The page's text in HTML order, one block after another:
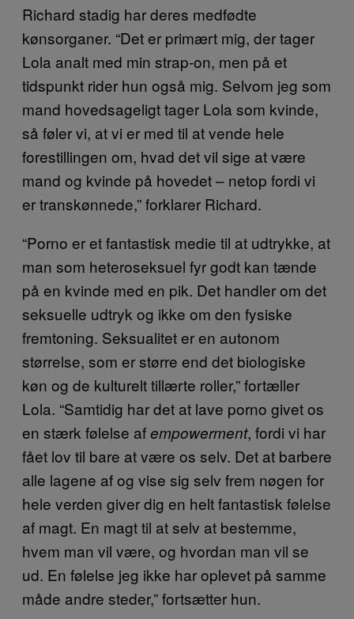
Richard stadig har deres medfødte
kønsorganer. “Det er primært mig, der tager
Lola analt med min strap-on, men på et
tidspunkt rider hun også mig. Selvom jeg som
mand hovedsageligt tager Lola som kvinde,
så føler vi, at vi er med til at vende hele
forestillingen om, hvad det vil sige at være
mand og kvinde på hovedet – netop fordi vi
er transkønnede,” forklarer Richard.
“Porno er et fantastisk medie til at udtrykke, at
man som heteroseksuel fyr godt kan tænde
på en kvinde med en pik. Det handler om det
seksuelle udtryk og ikke om den fysiske
fremtoning. Seksualitet er en autonom
størrelse, som er større end det biologiske
køn og de kulturelt tillærte roller,” fortæller
Lola. “Samtidig har det at lave porno givet os
en stærk følelse afempowerment, fordi vi har
fået lov til bare at være os selv. Det at barbere
alle lagene af og vise sig selv frem nøgen for
hele verden giver dig en helt fantastisk følelse
af magt. En magt til at selv at bestemme,
hvem man vil være, og hvordan man vil se
ud. En følelse jeg ikke har oplevet på samme
måde andre steder,” fortsætter hun.